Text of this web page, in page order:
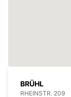
BRÜHL
RHEINSTR. 209